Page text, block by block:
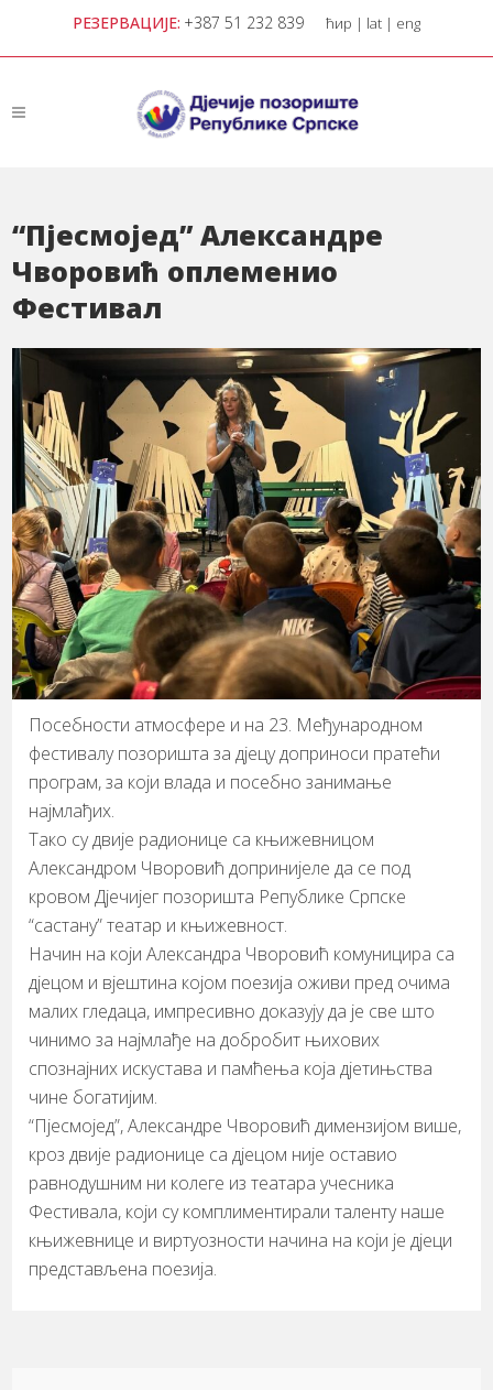
РЕЗЕРВАЦИЈЕ: +387 51 232 839 ћир | lat | eng
“Пјесмојед” Александре
Чворовић оплеменио
Фестивал
​Посебности атмосфере и на 23. Међународном
фестивалу позоришта за дјецу доприноси пратећи
програм, за који влада и посебно занимање
најмлађих.
​Тако су двије радионице са књижевницом
Александром Чворовић допринијеле да се под
кровом Дјечијег позоришта Републике Српске
“састану” театар и књижевност.
​Начин на који Александра Чворовић комуницира са
дјецом и вјештина којом поезија оживи пред очима
малих гледаца, импресивно доказују да је све што
чинимо за најмлађе на добробит њихових
спознајних искустава и памћења која дјетињства
чине богатијим.
​“Пјесмојед”, Александре Чворовић димензијом више,
кроз двије радионице са дјецом није оставио
равнодушним ни колеге из театара учесника
Фестивала, који су комплиментирали таленту наше
књижевнице и виртуозности начина на који је дјеци
представљена поезија.